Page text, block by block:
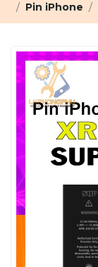
Pin iPhone